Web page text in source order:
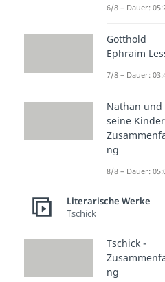
Epoche
Chr.
die
Viele
und
Fragen
Existenz.
du auch
jedoch
und der
6/8 – Dauer:
Gotthold
Ephraim
7/8 – Dauer:
Nathan und
seine
ng
8/8 – Dauer:
Literarische Werke
Tschick
Tschick -
ng